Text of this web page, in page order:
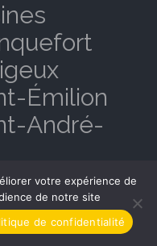
Émilion
André-
Cap-
votre expérience de
de notre site
de confidentialité